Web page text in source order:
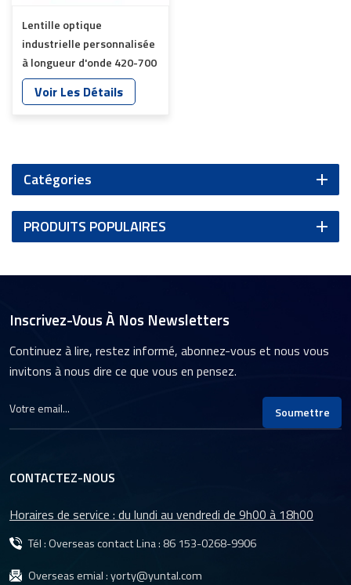
Lentille optique
industrielle personnalisée
à longueur d'onde 420-700
nm YT-6019P-C1
Voir Les Détails
Catégories
PRODUITS POPULAIRES
Inscrivez-Vous À Nos Newsletters
Continuez à lire, restez informé, abonnez-vous et nous vous
invitons à nous dire ce que vous en pensez.
Soumettre
CONTACTEZ-NOUS
Horaires de service : du lundi au vendredi de 9h00 à 18h00
Tél : Overseas contact Lina : 86 153-0268-9906
Overseas emial :yorty@yuntal.com